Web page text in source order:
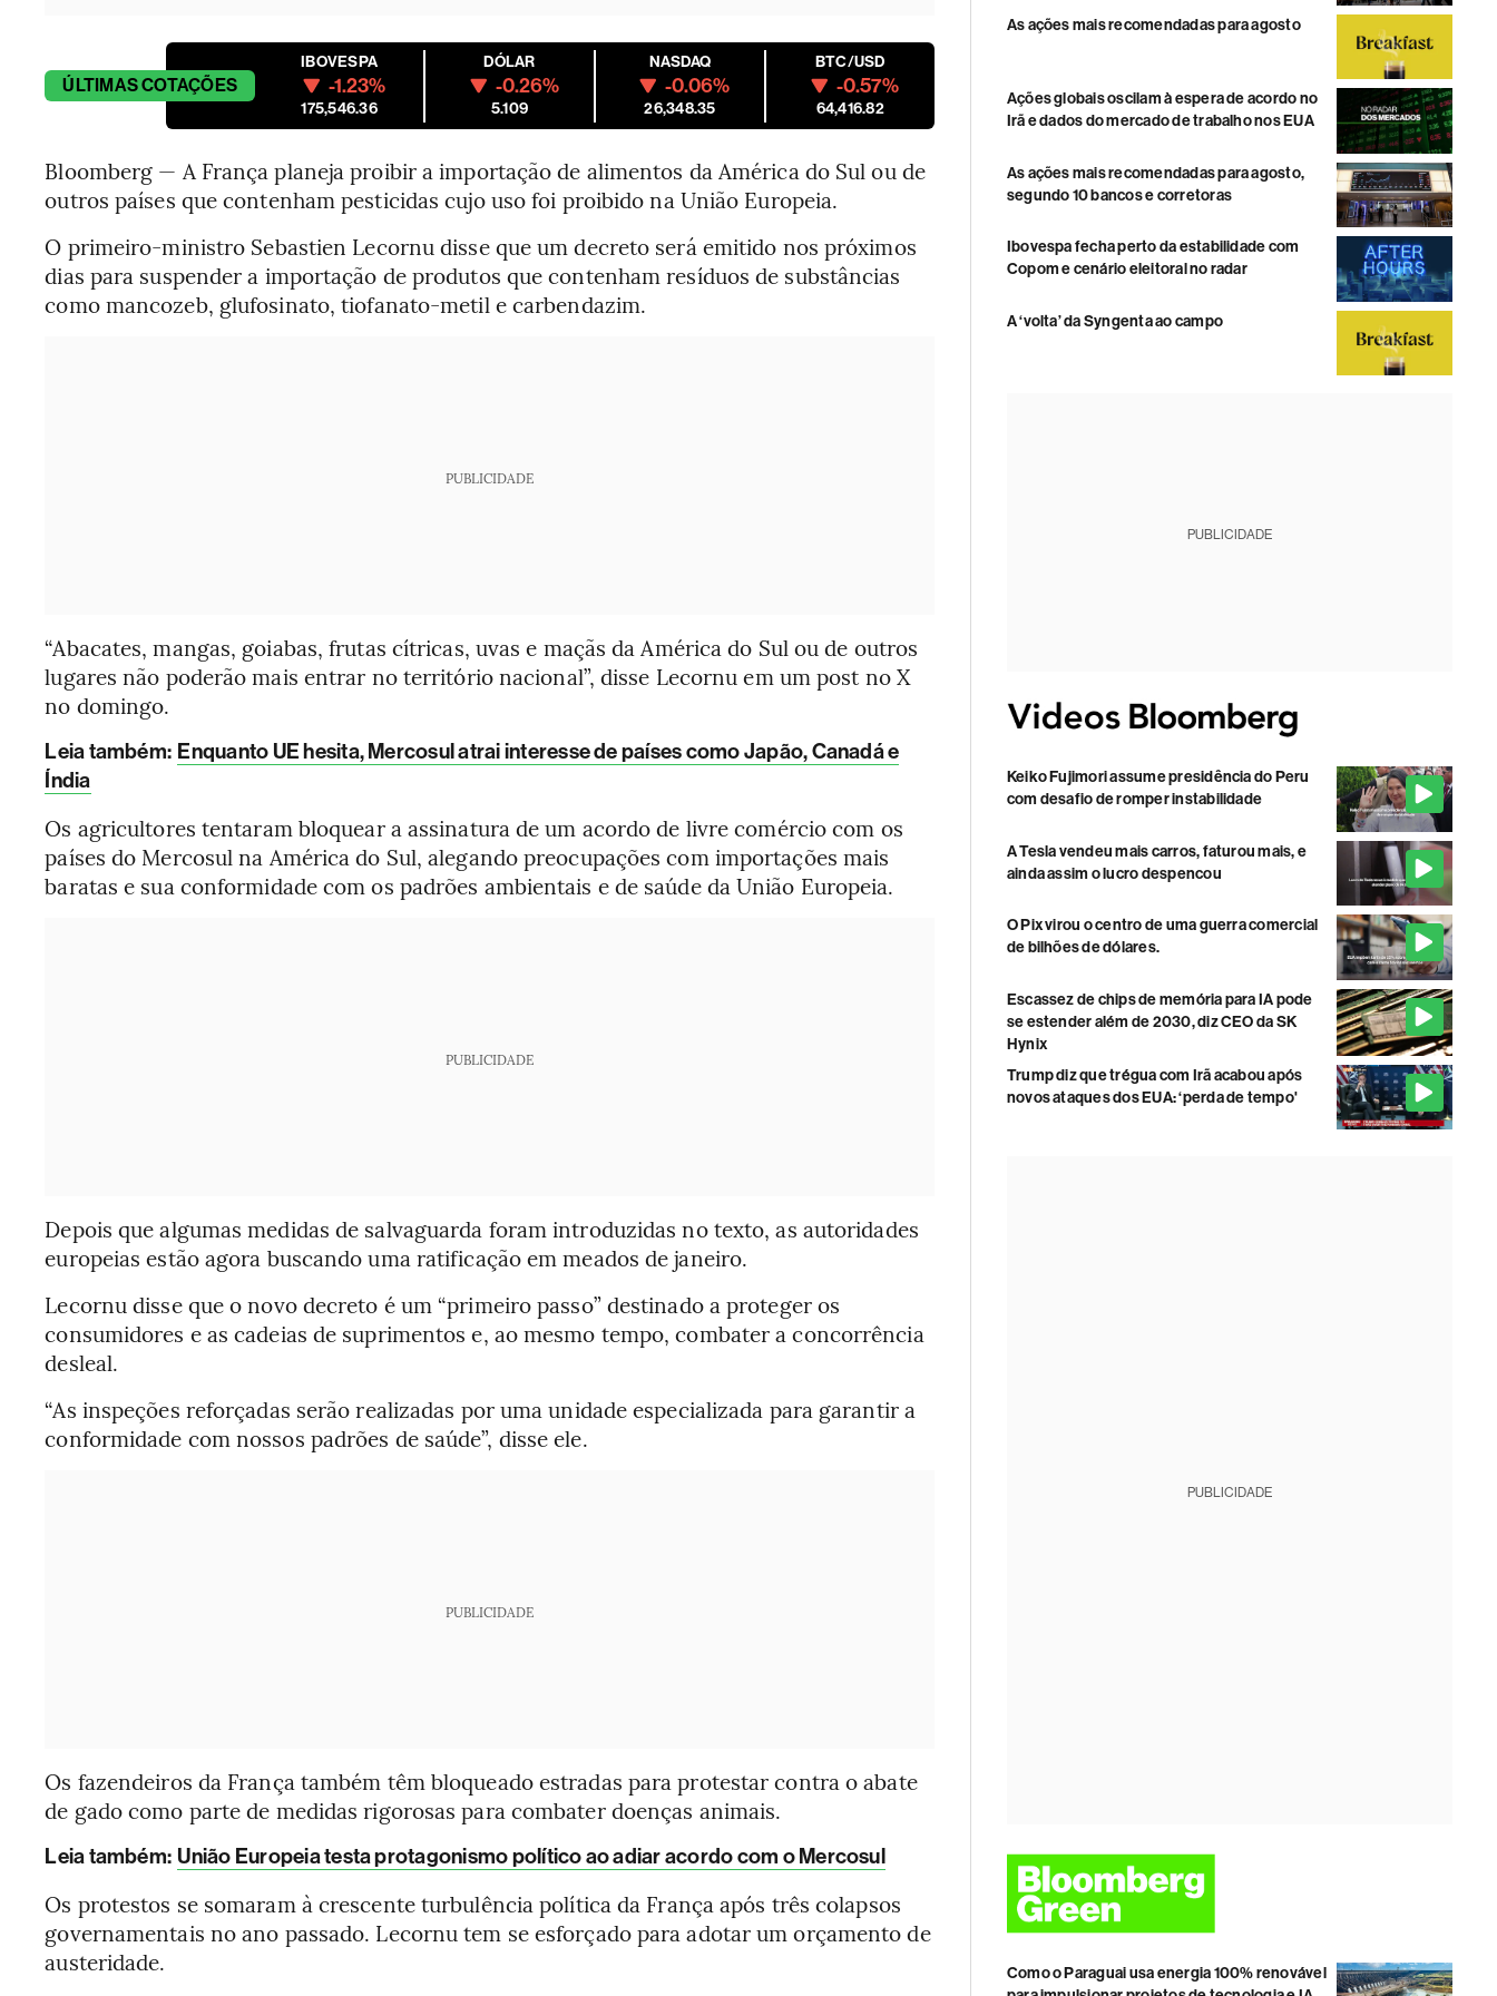
ÚLTIMASCOTAÇÕES
IBOVESPA
-1.23%
175,546.36
DÓLAR
-0.26%
5.109
NASDAQ
-0.06%
26,348.35
BTC/USD
-0.57%
64,416.82
Bloomberg — A França planeja proibir a importação de alimentos da América do Sul ou de
outros países que contenham pesticidas cujo uso foi proibido na União Europeia.
O primeiro-ministro Sebastien Lecornu disse que um decreto será emitido nos próximos
dias para suspender a importação de produtos que contenham resíduos de substâncias
como mancozeb, glufosinato, tiofanato-metil e carbendazim.
PUBLICIDADE
“Abacates, mangas, goiabas, frutas cítricas, uvas e maçãs da América do Sul ou de outros
lugares não poderão mais entrar no território nacional”, disse Lecornu em um post no X
no domingo.
Leia também: Enquanto UE hesita, Mercosul atrai interesse de países como Japão, Canadá e
Índia
Os agricultores tentaram bloquear a assinatura de um acordo de livre comércio com os
países do Mercosul na América do Sul, alegando preocupações com importações mais
baratas e sua conformidade com os padrões ambientais e de saúde da União Europeia.
PUBLICIDADE
Depois que algumas medidas de salvaguarda foram introduzidas no texto, as autoridades
europeias estão agora buscando uma ratificação em meados de janeiro.
Lecornu disse que o novo decreto é um “primeiro passo” destinado a proteger os
consumidores e as cadeias de suprimentos e, ao mesmo tempo, combater a concorrência
desleal.
“As inspeções reforçadas serão realizadas por uma unidade especializada para garantir a
conformidade com nossos padrões de saúde”, disse ele.
PUBLICIDADE
Os fazendeiros da França também têm bloqueado estradas para protestar contra o abate
de gado como parte de medidas rigorosas para combater doenças animais.
Leia também: União Europeia testa protagonismo político ao adiar acordo com o Mercosul
Os protestos se somaram à crescente turbulência política da França após três colapsos
governamentais no ano passado. Lecornu tem se esforçado para adotar um orçamento de
austeridade.
As ações mais recomendadas para agosto
Ações globais oscilam à espera de acordo no
Irã e dados do mercado de trabalho nos EUA
As ações mais recomendadas para agosto,
segundo 10 bancos e corretoras
Ibovespa fecha perto da estabilidade com
Copom e cenário eleitoral no radar
A ‘volta’ da Syngenta ao campo
PUBLICIDADE
Keiko Fujimori assume presidência do Peru
com desafio de romper instabilidade
A Tesla vendeu mais carros, faturou mais, e
ainda assim o lucro despencou
O Pix virou o centro de uma guerra comercial
de bilhões de dólares.
Escassez de chips de memória para IA pode
se estender além de 2030, diz CEO da SK
Hynix
Trump diz que trégua com Irã acabou após
novos ataques dos EUA: ‘perda de tempo'
PUBLICIDADE
Como o Paraguai usa energia 100% renovável